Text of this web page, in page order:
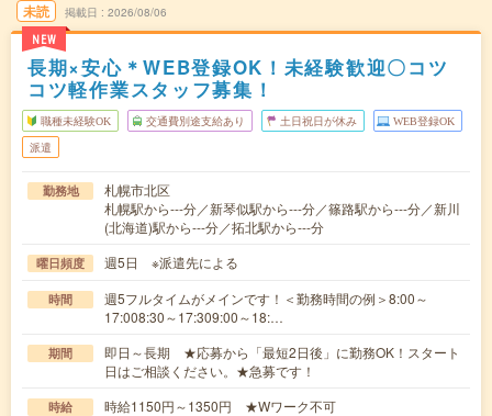
未読
NEW
掲載日 2026/08/06
長期×安心＊WEB登録OK！未経験歓迎〇コツ
コツ軽作業スタッフ募集！
職種未経験OK 交通費別途支給あり 土日祝日が休み WEB登録OK
派遣
勤務地
札幌市北区
札幌駅から---分／新琴似駅から---分／篠路駅から---分／新川
(北海道)駅から---分／拓北駅から---分
曜日頻度 週5日 ※派遣先による
時間
週5フルタイムがメインです！＜勤務時間の例＞8:00～
17:008:30～17:309:00～18:…
期間
即日～長期 ★応募から「最短2日後」に勤務OK！スタート
日はご相談ください。★急募です！
時給 時給1150円～1350円 ★Wワーク不可